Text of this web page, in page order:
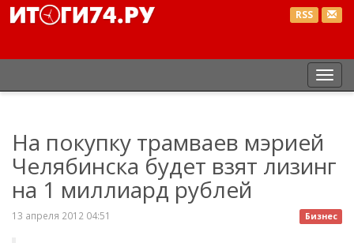
RSS
На покупку трамваев мэрией
Челябинска будет взят лизинг
на 1 миллиард рублей
Бизнес
13 апреля 2012 04:51